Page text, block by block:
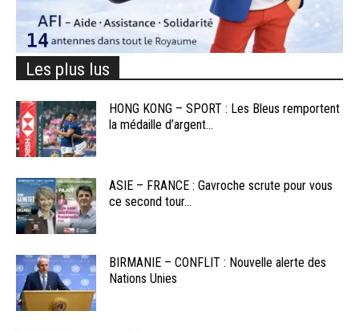
Les plus lus
HONG KONG – SPORT : Les Bleus remportent
la médaille d’argent...
ASIE – FRANCE : Gavroche scrute pour vous
ce second tour...
BIRMANIE – CONFLIT : Nouvelle alerte des
Nations Unies